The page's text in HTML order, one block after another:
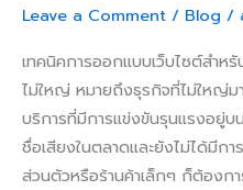
Leave a Comment / Blog /
เทคนิคการออกแบบเว็บไซต์สำห
ไม่ใหญ่ หมายถึงธุรกิจที่ไม่ใหญ่
บริการที่มีการแข่งขันรุนแรงอยู่
ชื่อเสียงในตลาดและยังไม่ได้มีก
ส่วนตัวหรือร้านค้าเล็กๆ ก็ต้องก